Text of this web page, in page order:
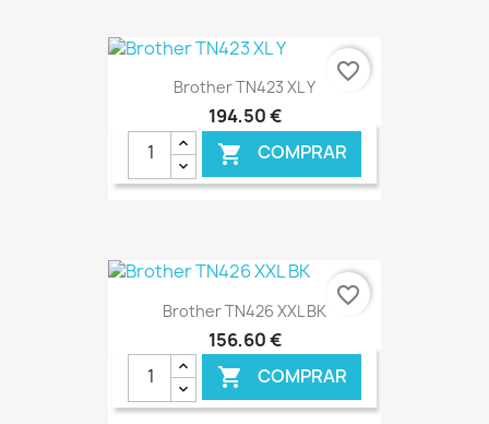
€ ONLINE
Brother TN423 XL Y
194,50 €
 COMPRAR
€ ONLINE
favorite_border
Brother TN426 XXL BK
156,60 €
 COMPRAR
favorite_border